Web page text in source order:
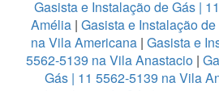
Gasista e Instalação de Gás |
Amélia | Gasista e Instalação
na Vila Americana | Gasista e
5562-5139 na Vila Anastacio |
Gás | 11 5562-5139 na Vila